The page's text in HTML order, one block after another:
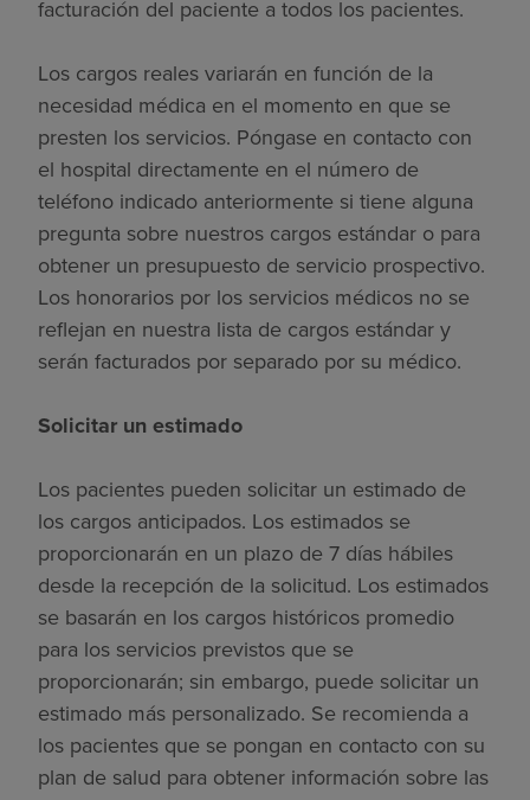
facturación del paciente a todos los pacientes.
Los cargos reales variarán en función de la
necesidad médica en el momento en que se
presten los servicios. Póngase en contacto con
el hospital directamente en el número de
teléfono indicado anteriormente si tiene alguna
pregunta sobre nuestros cargos estándar o para
obtener un presupuesto de servicio prospectivo.
Los honorarios por los servicios médicos no se
reflejan en nuestra lista de cargos estándar y
serán facturados por separado por su médico.
Solicitar un estimado
Los pacientes pueden solicitar un estimado de
los cargos anticipados. Los estimados se
proporcionarán en un plazo de 7 días hábiles
desde la recepción de la solicitud. Los estimados
se basarán en los cargos históricos promedio
para los servicios previstos que se
proporcionarán; sin embargo, puede solicitar un
estimado más personalizado. Se recomienda a
los pacientes que se pongan en contacto con su
plan de salud para obtener información sobre las